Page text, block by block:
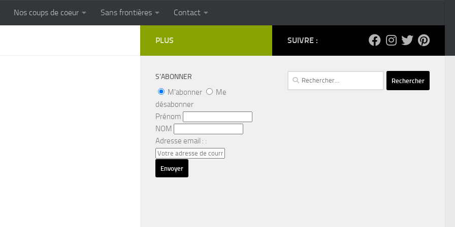
Cuisine populaire des terroirs
Nos coups de coeur Sans frontières Contact
SUIVRE :
Rechercher :
PLUS
S’ABONNER
M'abonner
Me
désabonner
Prénom
NOM
Adresse email : :